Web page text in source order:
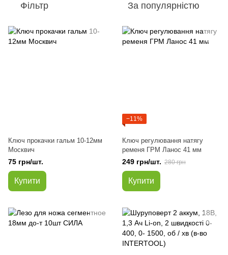
Фільтр За популярністю
Ключ прокачки гальм 10-12мм
Москвич
75 грн/шт.
Купити
−11%
Ключ регулювання натягу
ременя ГРМ Ланос 41 мм
249 грн/шт. 280 грн
Купити